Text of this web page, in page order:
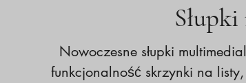
Nowoczesne słupki
funkcjonalność skrzynki na